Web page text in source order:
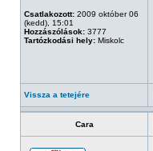
Csatlakozott: 2009 október 06
(kedd), 15:01
Hozzászólások: 3777
Tartózkodási hely: Miskolc
Vissza a tetejére
Cara